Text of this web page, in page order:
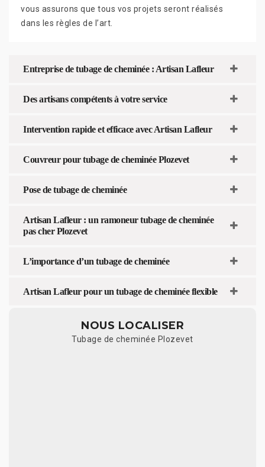
vous assurons que tous vos projets seront réalisés
dans les règles de l’art.
Entreprise de tubage de cheminée : Artisan Lafleur
Des artisans compétents à votre service
Intervention rapide et efficace avec Artisan Lafleur
Couvreur pour tubage de cheminée Plozevet
Pose de tubage de cheminée
Artisan Lafleur : un ramoneur tubage de cheminée
pas cher Plozevet
L’importance d’un tubage de cheminée
Artisan Lafleur pour un tubage de cheminée flexible
NOUS LOCALISER
Tubage de cheminée Plozevet